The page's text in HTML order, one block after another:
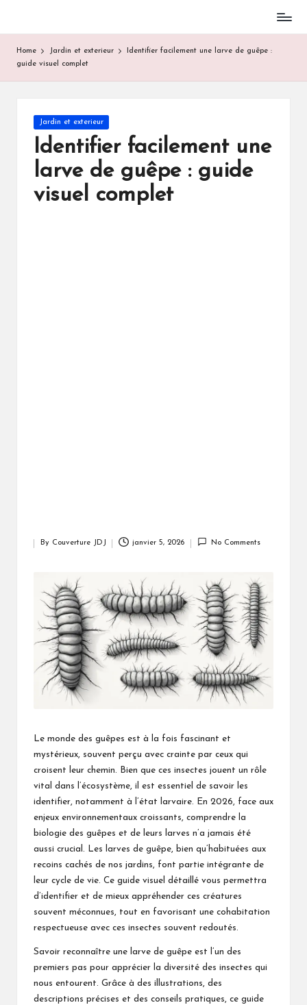
content
Home Jardin et exterieur
Identifier facilement une larve de guêpe :
guide visuel complet
Posted
in
Jardin et exterieur
Identifier facilement une
larve de guêpe : guide
visuel complet
By Couverture JDJ janvier 5, 2026 No Comments
Le monde des guêpes est à la fois fascinant et
mystérieux, souvent perçu avec crainte par ceux qui
croisent leur chemin. Bien que ces insectes jouent un rôle
vital dans l’écosystème, il est essentiel de savoir les
identifier, notamment à l’état larvaire. En 2026, face aux
enjeux environnementaux croissants, comprendre la
biologie des guêpes et de leurs larves n’a jamais été
aussi crucial. Les larves de guêpe, bien qu’habituées aux
recoins cachés de nos jardins, font partie intégrante de
leur cycle de vie. Ce guide visuel détaillé vous permettra
d’identifier et de mieux appréhender ces créatures
souvent méconnues, tout en favorisant une cohabitation
respectueuse avec ces insectes souvent redoutés.
Savoir reconnaître une larve de guêpe est l’un des
premiers pas pour apprécier la diversité des insectes qui
nous entourent. Grâce à des illustrations, des
descriptions précises et des conseils pratiques, ce guide